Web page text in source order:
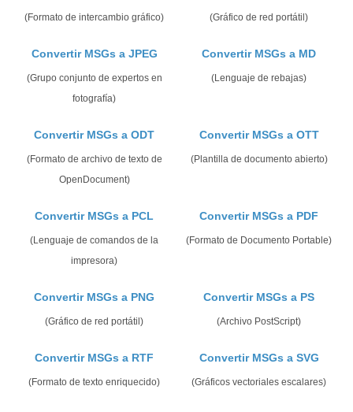
(Formato de intercambio gráfico) (Gráfico de red portátil)
Convertir MSGs a JPEG
(Grupo conjunto de expertos en
fotografía)
Convertir MSGs a MD
(Lenguaje de rebajas)
Convertir MSGs a ODT
(Formato de archivo de texto de
OpenDocument)
Convertir MSGs a OTT
(Plantilla de documento abierto)
Convertir MSGs a PCL
(Lenguaje de comandos de la
impresora)
Convertir MSGs a PDF
(Formato de Documento Portable)
Convertir MSGs a PNG
(Gráfico de red portátil)
Convertir MSGs a PS
(Archivo PostScript)
Convertir MSGs a RTF
(Formato de texto enriquecido)
Convertir MSGs a SVG
(Gráficos vectoriales escalares)